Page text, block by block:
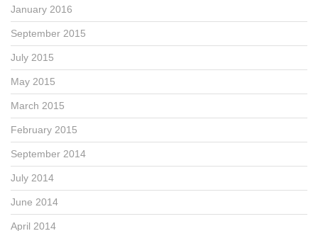
January 2016
September 2015
July 2015
May 2015
March 2015
February 2015
September 2014
July 2014
June 2014
April 2014